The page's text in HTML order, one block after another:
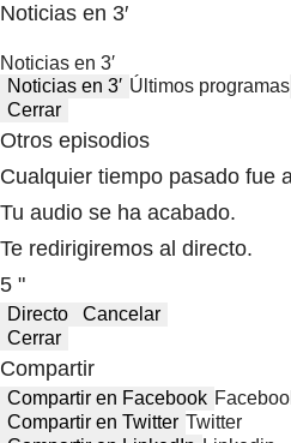
Noticias en 3′
Noticias en 3′
Noticias en 3′ Últimos programas
Cerrar
Otros episodios
Cualquier tiempo pasado fue
Tu audio se ha acabado.
Te redirigiremos al directo.
5 "
Directo
Cancelar
Cerrar
Compartir
Compartir en Facebook
Compartir en Twitter Twitter